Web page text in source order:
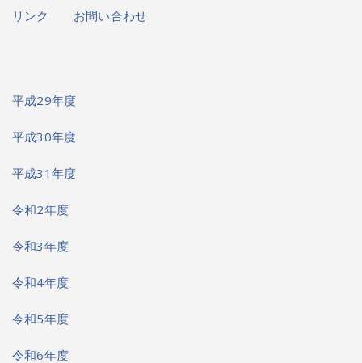
リンク お問い合わせ
平成29年度
平成30年度
平成31年度
令和2年度
令和3年度
令和4年度
令和5年度
令和6年度